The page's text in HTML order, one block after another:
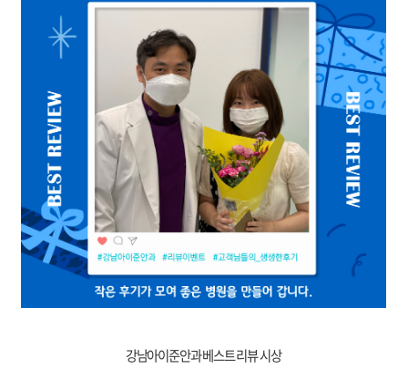
강남아이준안과 베스트 리뷰 시상